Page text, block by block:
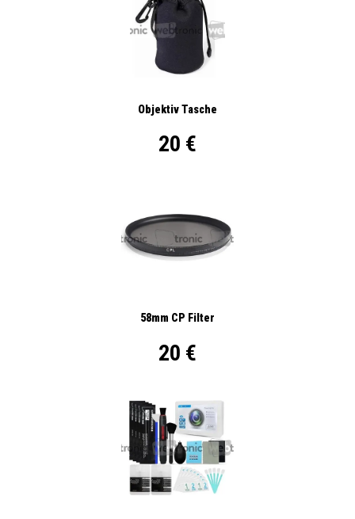
Objektiv Tasche
20 €
58mm CP Filter
20 €